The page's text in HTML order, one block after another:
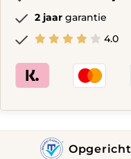
2 jaar garantie
4.0